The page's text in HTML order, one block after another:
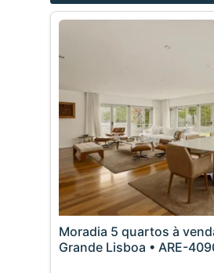
Moradia 5 quartos à
Grande Lisboa • ARE-